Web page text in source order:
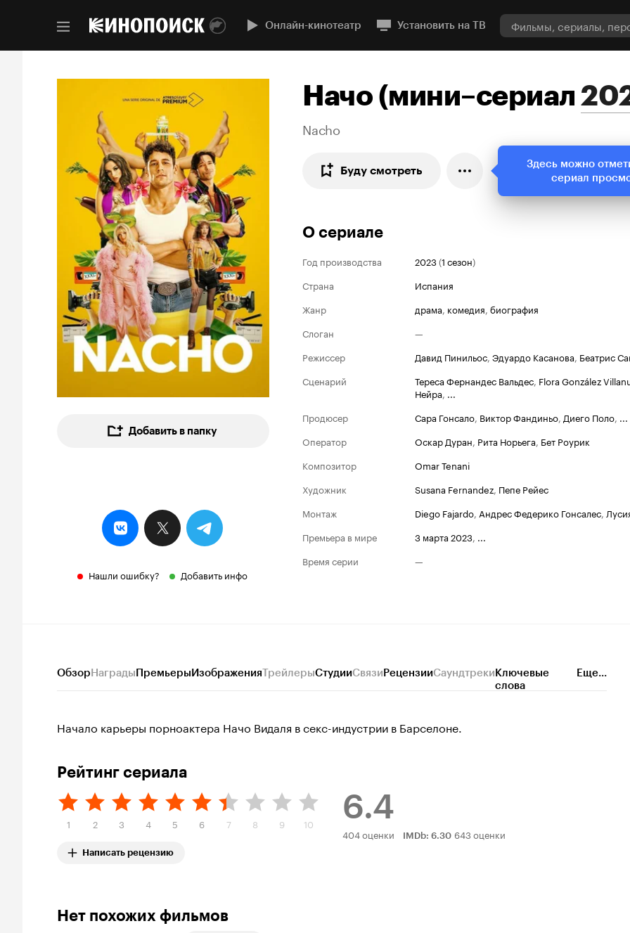
Онлайн-кинотеатр Установить на ТВ
Добавить в папку
Нашли ошибку? Добавить инфо
Начо(мини–сериал
Nacho
Буду смотреть
О сериале
Год производства 2023(1 сезон)
Страна
Испания
Жанр
драма, комедия, биография
Слоган
—
Режиссер
Давид Пинильос, Эдуардо Касанова, Беатрис
Сценарий
Тереса Фернандес Вальдес, Flora González
Нейра, ...
Продюсер
Сара Гонсало, Виктор Фандиньо, Диего Поло, ...
Оператор
Оскар Дуран, Рита Норьега, Бет Роурик
Композитор
Omar Tenani
Художник
Susana Fernandez, Пепе Рейес
Монтаж
Diego Fajardo, Андрес Федерико Гонсалес,
Премьера в мире
3 марта 2023, ...
Время серии
—
ОбзорНаградыПремьерыИзображенияТрейлерыСтудииСвязиРецензииСаундтрекиКлючевые
слова
Еще...
Начало карьеры порноактера Начо Видаля в секс-индустрии в Барселоне.
Рейтинг сериала
1 2 3 4 5 6 7 8 9 10
Написать рецензию
6.4
Рейтинг
404 оценки IMDb: 6.30 643 оценки
Нет похожих фильмов
Здесь можно
сериал